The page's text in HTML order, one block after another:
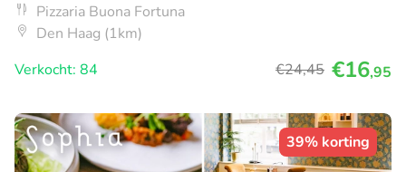
Pizzaria Buona Fortuna
Den Haag (1km)
Verkocht: 84
€24,45 €16,95
39% korting